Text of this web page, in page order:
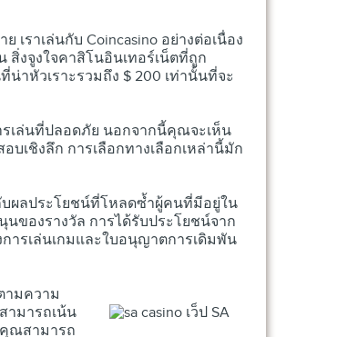
ราเล่นกับ Coincasino อย่างต่อเนื่อง
งจูงใจคาสิโนอินเทอร์เน็ตที่ถูก
าหัวเราะรวมถึง $ 200 เท่านั้นที่จะ
เล่นที่ปลอดภัย นอกจากนี้คุณจะเห็น
เชิงลึก การเลือกทางเลือกเหล่านี้มัก
บผลประโยชน์ที่โหลดซ้ำผู้คนที่มีอยู่ใน
ของรางวัล การได้รับประโยชน์จาก
รเล่นเกมและใบอนุญาตการเดิมพัน
ามความ
ามารถเน้น
คุณสามารถ